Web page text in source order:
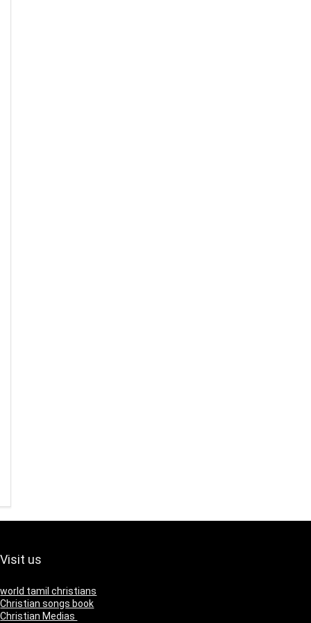
Visit us
world tamil christians
Christian songs book
Christian Medias